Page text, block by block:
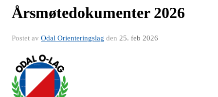
Årsmøtedokumenter 2026
Postet av Odal Orienteringslag den 25. feb 2026